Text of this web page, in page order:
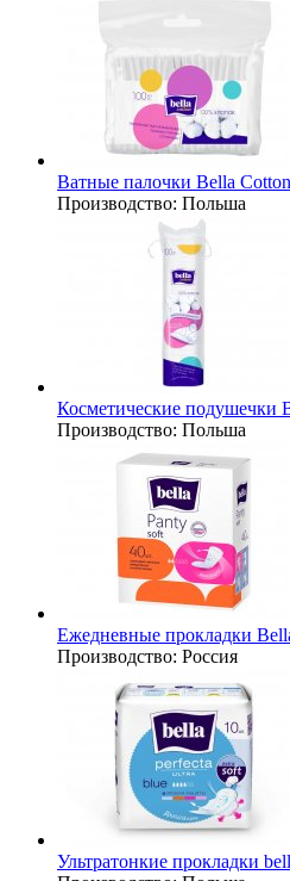
Ватные палочки Bella Cotton
Производство: Польша
Косметические подушечки
Производство: Польша
Ежедневные прокладки
Производство: Россия
Ультратонкие прокладки